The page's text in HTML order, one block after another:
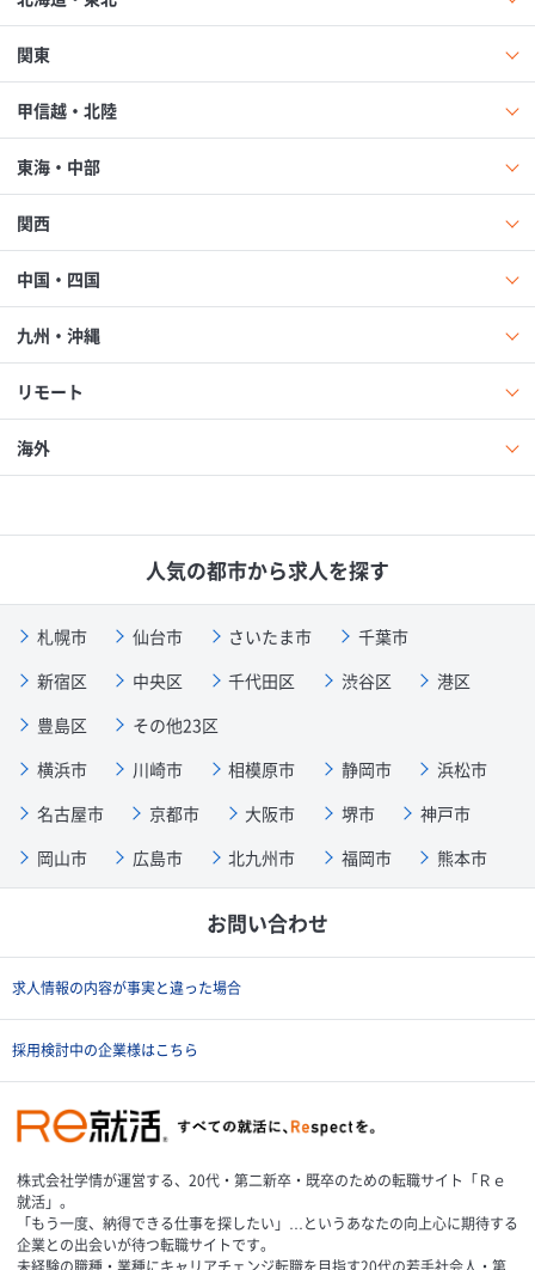
関東
甲信越・北陸
東海・中部
関西
中国・四国
九州・沖縄
リモート
海外
人気の都市から求人を探す
札幌市 仙台市 さいたま市
千葉市
新宿区
中央区 千代田区 渋谷区
港区
豊島区
その他23区
横浜市
川崎市 相模原市 静岡市
浜松市
名古屋市
京都市 大阪市 堺市
神戸市
岡山市
広島市 北九州市 福岡市 熊本市
お問い合わせ
求人情報の内容が事実と違った場合
採用検討中の企業様はこちら
株式会社学情が運営する、20代・第二新卒・既卒のための転職サイト「Ｒｅ
就活」。
「もう一度、納得できる仕事を探したい」…というあなたの向上心に期待する
企業との出会いが待つ転職サイトです。